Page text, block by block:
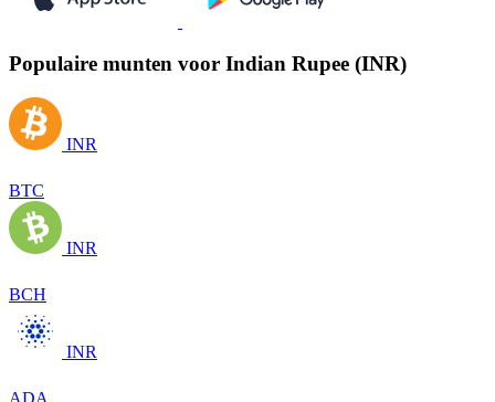
Populaire munten voor Indian Rupee (INR)
INR
BTC
INR
BCH
INR